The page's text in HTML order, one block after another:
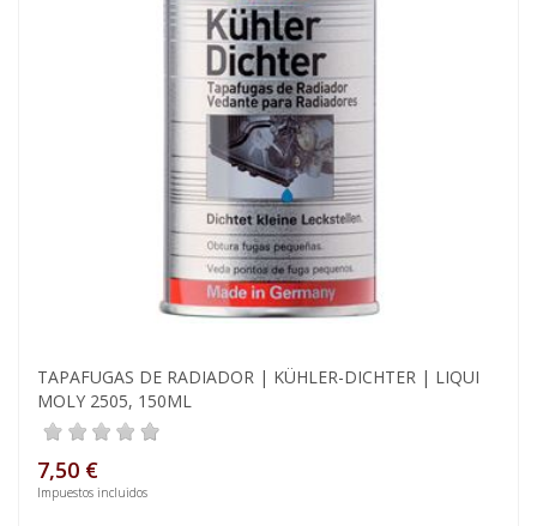
TAPAFUGAS DE RADIADOR | KÜHLER-DICHTER | LIQUI
MOLY 2505, 150ML
7,50 €
Impuestos incluidos